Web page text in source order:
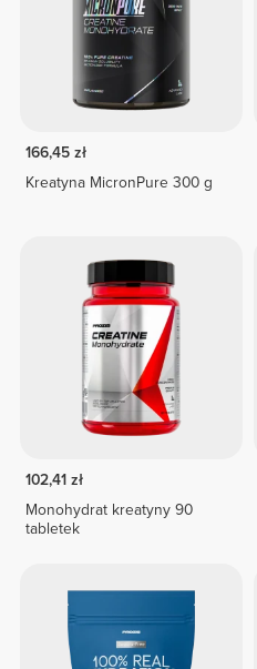
166,45 zł
Kreatyna MicronPure 300 g
102,41 zł
Monohydrat kreatyny 90
tabletek